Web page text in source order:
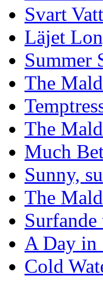
Svart
Läjet
Summer
The
The
Much
Sunny,
The
A Day in
Cold